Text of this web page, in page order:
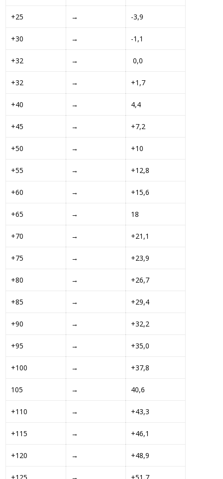
+25 → -3,9
+30 → -1,1
+32 → 0,0
+32 → +1,7
+40 → 4,4
+45 → +7,2
+50 → +10
+55 → +12,8
+60 → +15,6
+65 → 18
+70 → +21,1
+75 → +23,9
+80 → +26,7
+85 → +29,4
+90 → +32,2
+95 → +35,0
+100 → +37,8
105 → 40,6
+110 → +43,3
+115 → +46,1
+120 → +48,9